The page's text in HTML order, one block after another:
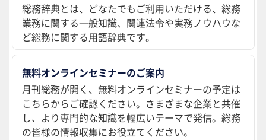
総務辞典とは、どなたでもご利用いただける、総務
業務に関する一般知識、関連法令や実務ノウハウな
ど総務に関する用語辞典です。
無料オンラインセミナーのご案内
月刊総務が開く、無料オンラインセミナーの予定は
こちらからご確認ください。さまざまな企業と共催
し、より専門的な知識を幅広いテーマで発信。総務
の皆様の情報収集にお役立てください。